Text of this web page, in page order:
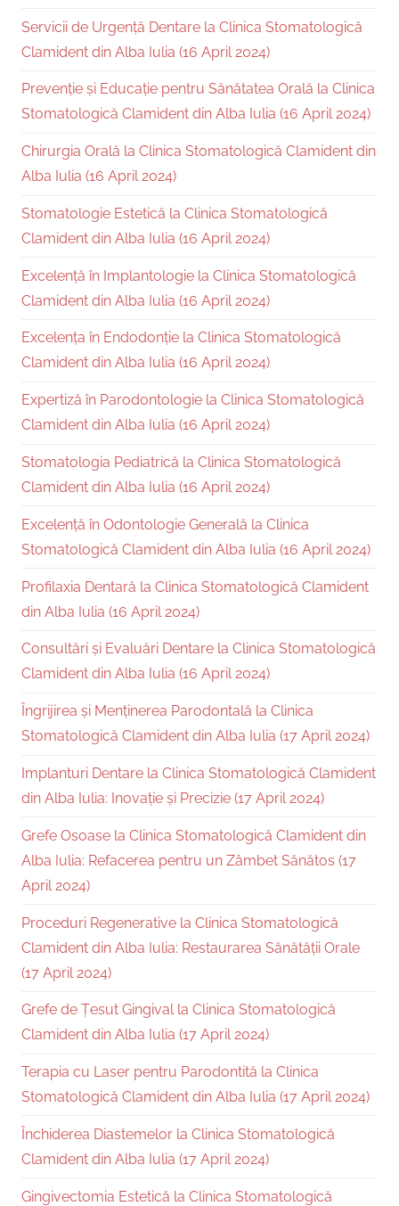
Servicii de Urgență Dentare la Clinica Stomatologică
Clamident din Alba Iulia (16 April 2024)
Prevenție și Educație pentru Sănătatea Orală la Clinica
Stomatologică Clamident din Alba Iulia (16 April 2024)
Chirurgia Orală la Clinica Stomatologică Clamident din
Alba Iulia (16 April 2024)
Stomatologie Estetică la Clinica Stomatologică
Clamident din Alba Iulia (16 April 2024)
Excelență în Implantologie la Clinica Stomatologică
Clamident din Alba Iulia (16 April 2024)
Excelența în Endodonție la Clinica Stomatologică
Clamident din Alba Iulia (16 April 2024)
Expertiză în Parodontologie la Clinica Stomatologică
Clamident din Alba Iulia (16 April 2024)
Stomatologia Pediatrică la Clinica Stomatologică
Clamident din Alba Iulia (16 April 2024)
Excelență în Odontologie Generală la Clinica
Stomatologică Clamident din Alba Iulia (16 April 2024)
Profilaxia Dentară la Clinica Stomatologică Clamident
din Alba Iulia (16 April 2024)
Consultări și Evaluări Dentare la Clinica Stomatologică
Clamident din Alba Iulia (16 April 2024)
Îngrijirea și Menținerea Parodontală la Clinica
Stomatologică Clamident din Alba Iulia (17 April 2024)
Implanturi Dentare la Clinica Stomatologică Clamident
din Alba Iulia: Inovație și Precizie (17 April 2024)
Grefe Osoase la Clinica Stomatologică Clamident din
Alba Iulia: Refacerea pentru un Zâmbet Sănătos (17
April 2024)
Proceduri Regenerative la Clinica Stomatologică
Clamident din Alba Iulia: Restaurarea Sănătății Orale
(17 April 2024)
Grefe de Țesut Gingival la Clinica Stomatologică
Clamident din Alba Iulia (17 April 2024)
Terapia cu Laser pentru Parodontită la Clinica
Stomatologică Clamident din Alba Iulia (17 April 2024)
Închiderea Diastemelor la Clinica Stomatologică
Clamident din Alba Iulia (17 April 2024)
Gingivectomia Estetică la Clinica Stomatologică